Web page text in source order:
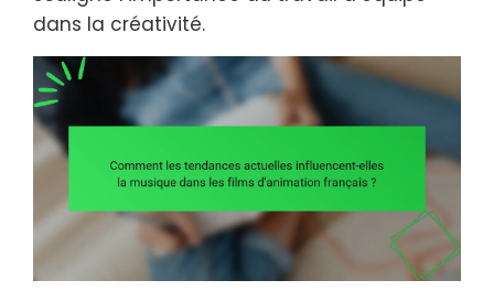
dans la créativité.